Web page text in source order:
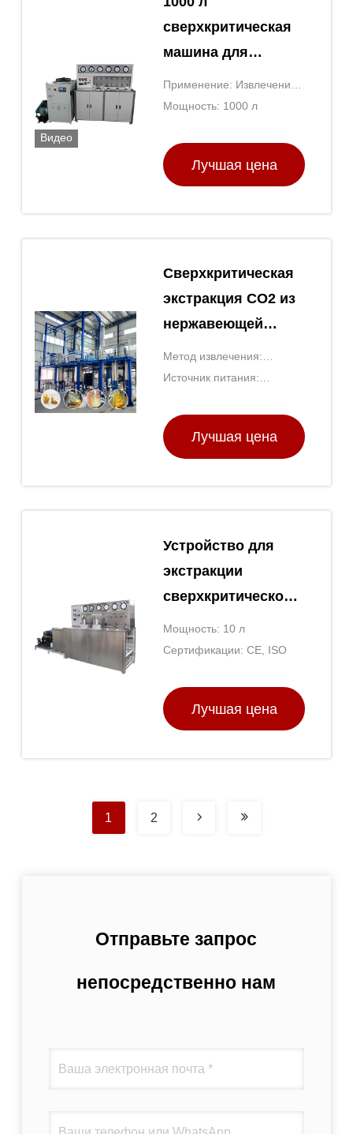
Видео
сверхкритическая
машина для
экстракции
жидкости
сверхкритическая
машина для
Применение: Извлечение
масла
Мощность: 1000 л
Лучшая цена
Сверхкритическая
экстракция СО2 из
нержавеющей
стали с помощью
источника
Метод извлечения:
Растворяющее извлечение
Источник питания:
Лучшая цена
Устройство для
экстракции
сверхкритической
жидкости 10 л.
Мощность: 10 л
Сертификации: CE, ISO
Лучшая цена
1 2
Отправьте запрос
непосредственно нам